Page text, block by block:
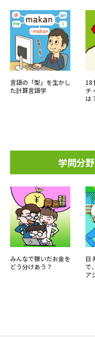
言語の「型」を生かし
た計算言語学
18
チ
は
学問分
みんなで稼いだお金を
どう分けあう？
日
で
ア